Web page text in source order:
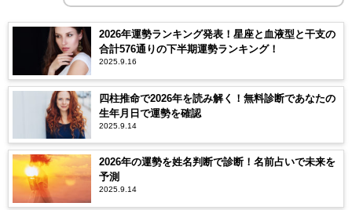
2026年運勢ランキング発表！星座と血液型と干支の
合計576通りの下半期運勢ランキング！
2025.9.16
四柱推命で2026年を読み解く！無料診断であなたの
生年月日で運勢を確認
2025.9.14
2026年の運勢を姓名判断で診断！名前占いで未来を
予測
2025.9.14